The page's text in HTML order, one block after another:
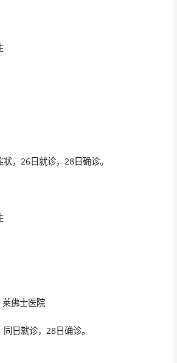
，26日就诊，28日确诊。
佛士医院
日就诊，28日确诊。